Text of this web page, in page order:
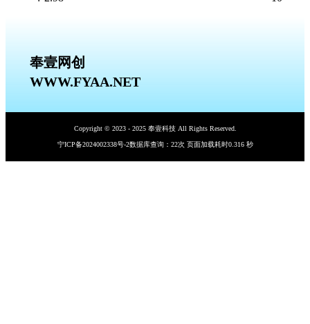
奉壹网创
WWW.FYAA.NET
Copyright © 2023 - 2025 奉壹科技 All Rights Reserved.
宁ICP备2024002338号-2数据库查询：22次 页面加载耗时0.316 秒